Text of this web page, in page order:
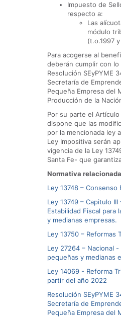
Impuesto de
respecto a:
Las
módulo
(t.o.1997
Para acogerse al
deberán cumplir con
Resolución SEyPYME
Secretaría de
Pequeña Empresa del
Producción de la
Por su parte el Artículo
dispone que las
por la mencionada ley
Ley Impositiva serán
vigencia de la Ley
Santa Fe- que
Normativa
Ley 13748 – Consenso
Ley 13749 – Capitulo III
Estabilidad Fiscal para
y medianas empresas.
Ley 13750 – Reformas
Ley 27264 – Nacional -
pequeñas y medianas
Ley 14069 - Reforma
partir del año 2022
Resolución SEyPYME
Secretaría de
Pequeña Empresa del